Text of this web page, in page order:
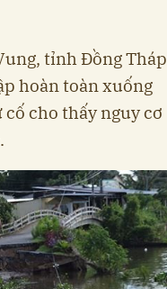
tỉnh Đồng Tháp
hoàn toàn xuống
cho thấy nguy cơ